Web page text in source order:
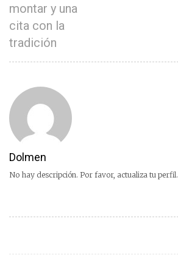
montar y una
cita con la
tradición
Dolmen
No hay descripción. Por favor, actualiza tu perfil.